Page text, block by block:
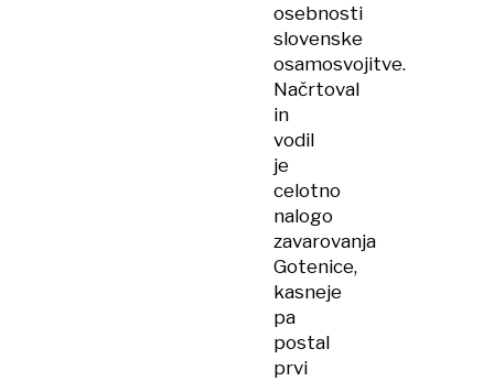
osebnosti
slovenske
osamosvojitve.
Načrtoval
in
vodil
je
celotno
nalogo
zavarovanja
Gotenice,
kasneje
pa
postal
prvi